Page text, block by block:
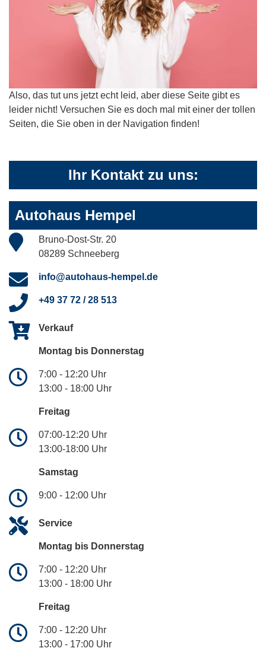
Also, das tut uns jetzt echt leid, aber diese Seite gibt es
leider nicht! Versuchen Sie es doch mal mit einer der tollen
Seiten, die Sie oben in der Navigation finden!
Ihr Kontakt zu uns:
Autohaus Hempel
Bruno-Dost-Str. 20
08289 Schneeberg
info@autohaus-hempel.de
+49 37 72 / 28 513
Verkauf
Montag bis Donnerstag
7:00 - 12:20 Uhr
13:00 - 18:00 Uhr
Freitag
07:00-12:20 Uhr
13:00-18:00 Uhr
Samstag
9:00 - 12:00 Uhr
Service
Montag bis Donnerstag
7:00 - 12:20 Uhr
13:00 - 18:00 Uhr
Freitag
7:00 - 12:20 Uhr
13:00 - 17:00 Uhr